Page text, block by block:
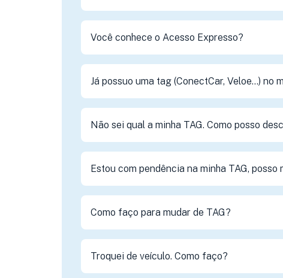
Você conhece o Acesso Expresso?
Já possuo uma tag (ConectCar, Veloe...)
Não sei qual a minha TAG. Como posso
Estou com pendência na minha TAG, posso
Como faço para mudar de TAG?
Troquei de veículo. Como faço?